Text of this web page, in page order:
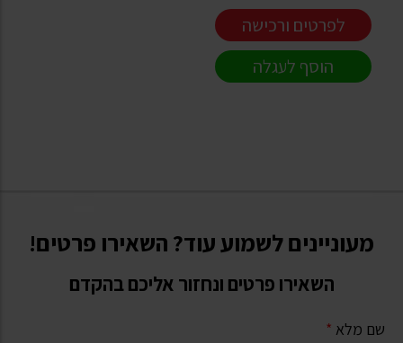
לפרטים ורכישה
הוסף לעגלה
מעוניינים לשמוע עוד? השאירו פרטים!
השאירו פרטים ונחזור אליכם בהקדם
שם מלא *